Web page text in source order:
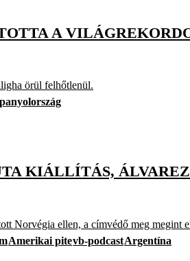
A
örül felhőtlenül.
KIÁLLÍTÁS,
ellen, a címvédő meg megint
Amerikai pitevb-podcastArgentína